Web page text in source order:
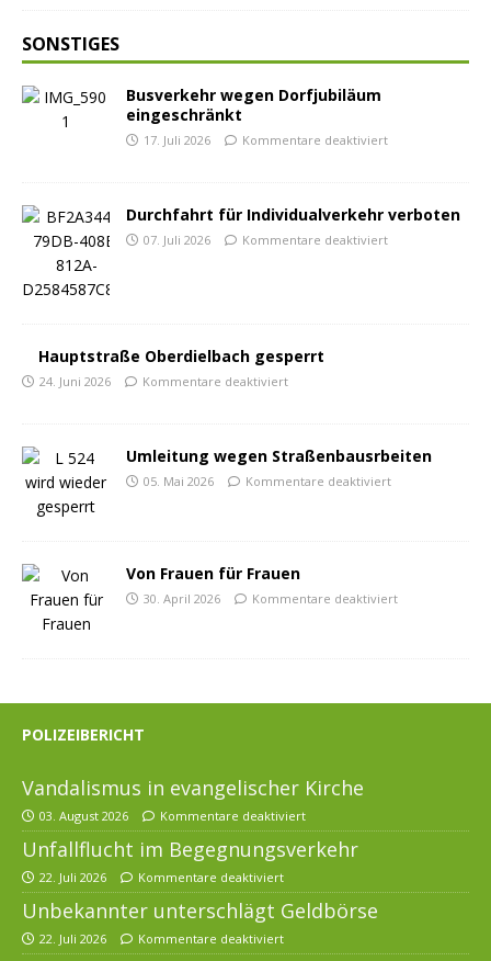
SONSTIGES
Busverkehr wegen Dorfjubiläum
eingeschränkt
17. Juli 2026 Kommentare deaktiviert
Durchfahrt für Individualverkehr verboten
07. Juli 2026 Kommentare deaktiviert
Hauptstraße Oberdielbach gesperrt
24. Juni 2026 Kommentare deaktiviert
Umleitung wegen Straßenbausrbeiten
05. Mai 2026 Kommentare deaktiviert
Von Frauen für Frauen
30. April 2026 Kommentare deaktiviert
POLIZEIBERICHT
Vandalismus in evangelischer Kirche
03. August 2026 Kommentare deaktiviert
Unfallflucht im Begegnungsverkehr
22. Juli 2026 Kommentare deaktiviert
Unbekannter unterschlägt Geldbörse
22. Juli 2026 Kommentare deaktiviert